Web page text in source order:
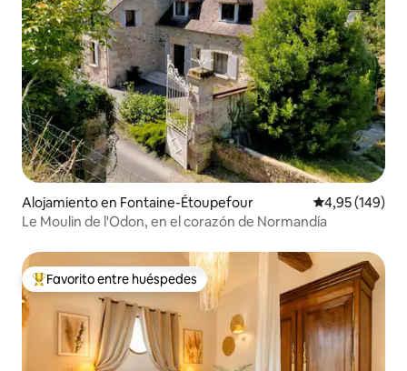
Alojamiento en Fontaine-Étoupefour Calificación
4,95 (149)
Le Moulin de l'Odon, en el corazón de Normandía
Favorito entre los huéspedes más destacados
Favorito entre huéspedes